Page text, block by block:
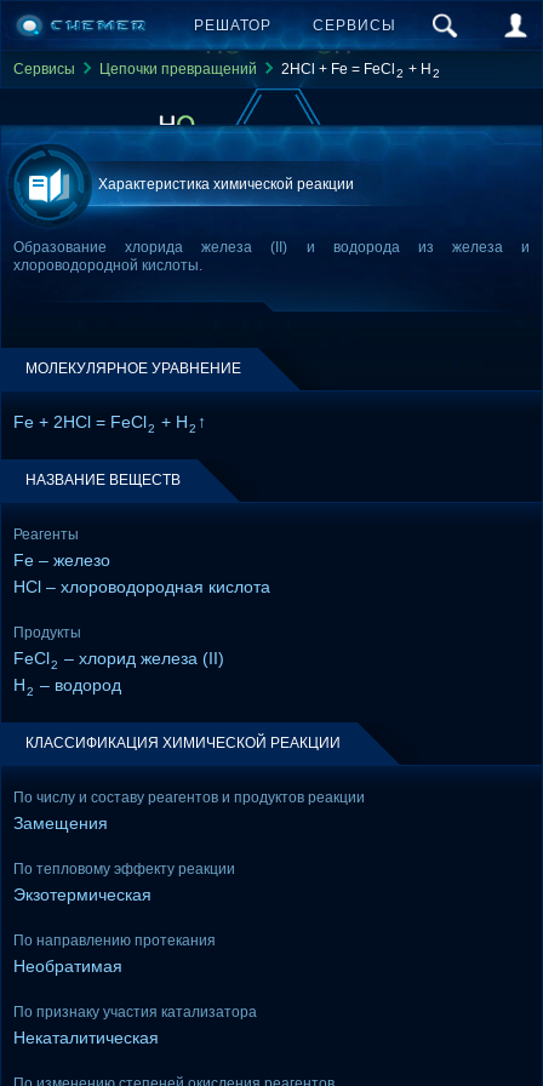
РЕШАТОР СЕРВИСЫ
Сервисы Цепочки превращений 2HCl + Fe = FeCl 2 + H 2
Характеристика химической реакции
Образование хлорида железа (II) и водорода из железа и
хлороводородной кислоты.
МОЛЕКУЛЯРНОЕ УРАВНЕНИЕ
Fe + 2HCl = FeCl2 + H2 ↑
НАЗВАНИЕ ВЕЩЕСТВ
Реагенты
Fe – железо
HCl – хлороводородная кислота
Продукты
FeCl2 – хлорид железа (II)
H2 – водород
КЛАССИФИКАЦИЯ ХИМИЧЕСКОЙ РЕАКЦИИ
По числу и составу реагентов и продуктов реакции
Замещения
По тепловому эффекту реакции
Экзотермическая
По направлению протекания
Необратимая
По признаку участия катализатора
Некаталитическая